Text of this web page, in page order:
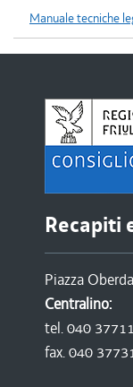
Manuale tecniche
Recapiti
Piazza
Centralino:
tel. 040
fax. 040